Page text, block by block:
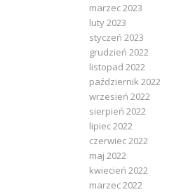
marzec 2023
luty 2023
styczeń 2023
grudzień 2022
listopad 2022
październik 2022
wrzesień 2022
sierpień 2022
lipiec 2022
czerwiec 2022
maj 2022
kwiecień 2022
marzec 2022